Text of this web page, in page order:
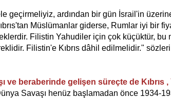
geçirmeliyiz, ardından bir gün İsrail'in
Müslümanlar giderse, Rumlar iyi bir
Filistin Yahudiler için çok küçüktür, bu
Filistin'e Kıbrıs dâhil edilmelidir."
ve beraberinde gelişen süreçte de Kıbrıs
Savaşı henüz başlamadan önce 1934-